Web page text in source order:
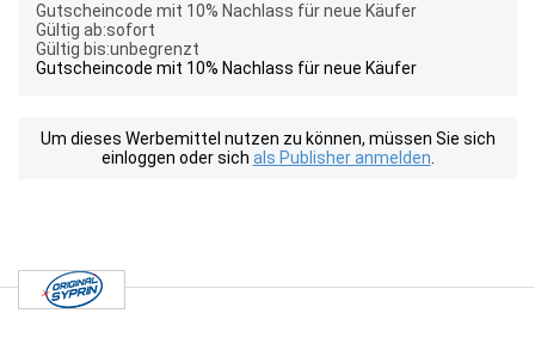
Gutscheincode mit 10% Nachlass für neue Käufer
Gültig ab:sofort
Gültig bis:unbegrenzt
Gutscheincode mit 10% Nachlass für neue Käufer
Um dieses Werbemittel nutzen zu können, müssen Sie sich
einloggen oder sich als Publisher anmelden